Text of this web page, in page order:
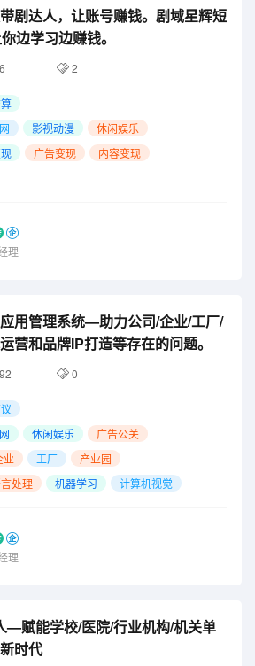
剧达人，让账号赚钱。剧域星辉短
边学习边赚钱。
2
影视动漫 休闲娱乐
广告变现 内容变现
理
用管理系统—助力公司/企业/工厂/
营和品牌IP打造等存在的问题。
0
休闲娱乐 广告公关
业 工厂 产业园
处理 机器学习 计算机视觉
理
—赋能学校/医院/行业机构/机关单
时代